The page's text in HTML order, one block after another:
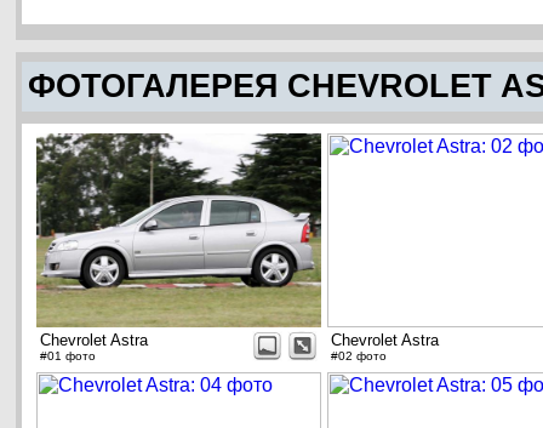
ФОТОГАЛЕРЕЯ CHEVROLET
Chevrolet Astra
#01 фото
Chevrolet Astra
#02 фото